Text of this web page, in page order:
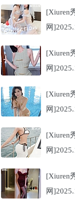
[Xiuren
网
[82P/
[Xiuren
网
[Xiuren
网
[81P/
[Xiuren
网
[Xiuren
网